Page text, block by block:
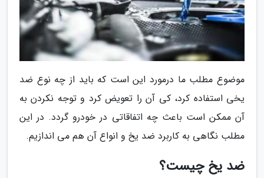
موضوع مطلب ما درمورد این است که باید از چه نوع ضد
یخی استفاده کرد، کی آن را تعویض کرد و توجه نکردن به
آن ممکن است باعث چه اتفاقاتی در خودرو گردد. در این
مطلب نگاهی به کاربرد ضد یخ و انواع آن هم می اندازیم.
ضد یخ چیست؟